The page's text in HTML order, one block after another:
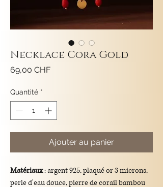
Necklace Cora Gold
69,00 CHFPrix
Quantité *
Ajouter au panier
Matériaux: argent 925, plaqué or 3 microns,
perle d'eau douce, pierre de corail bambou